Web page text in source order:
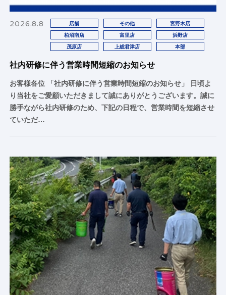
2026.8.8 店舗 その他 宮野木店
柏沼南店 富里店 浜野店
茂原店 上総君津店 本部
社内研修に伴う営業時間短縮のお知らせ
お客様各位 「社内研修に伴う営業時間短縮のお知らせ」 日頃よ
り当社をご愛顧いただきまして誠にありがとうございます。誠に
勝手ながら社内研修のため、下記の日程で、営業時間を短縮させ
ていただ…